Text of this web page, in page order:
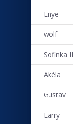
Enye
wolf
Sofinka II
Akéla
Gustav
Larry